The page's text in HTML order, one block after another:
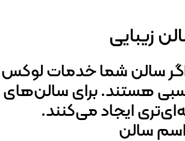
زیبایی
سالن شما خدمات لوکس
هستند. برای سالن‌های
ایجاد می‌کنند.
اسم سالن